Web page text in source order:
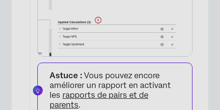
×
Astuce : Vous pouvez encore
améliorer un rapport en activant
les rapports de pairs et de
parents.